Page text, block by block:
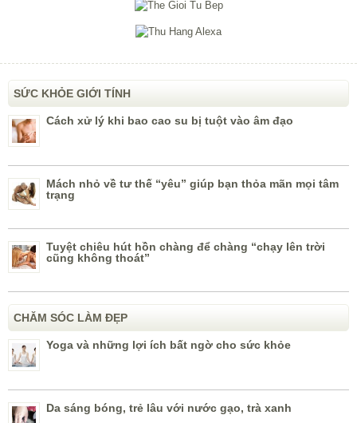
SỨC KHỎE GIỚI TÍNH
Cách xử lý khi bao cao su bị tuột vào âm đạo
Mách nhỏ về tư thế “yêu” giúp bạn thỏa mãn mọi tâm
trạng
Tuyệt chiêu hút hồn chàng để chàng “chạy lên trời
cũng không thoát”
CHĂM SÓC LÀM ĐẸP
Yoga và những lợi ích bất ngờ cho sức khỏe
Da sáng bóng, trẻ lâu với nước gạo, trà xanh